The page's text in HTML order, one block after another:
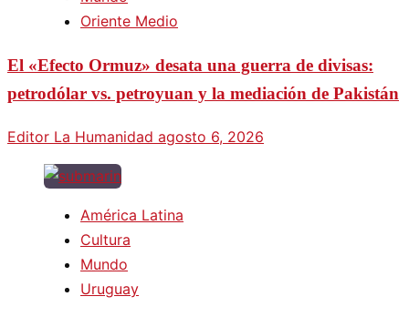
Oriente Medio
El «Efecto Ormuz» desata una guerra de divisas:
petrodólar vs. petroyuan y la mediación de Pakistán
Editor La Humanidad agosto 6, 2026
América Latina
Cultura
Mundo
Uruguay